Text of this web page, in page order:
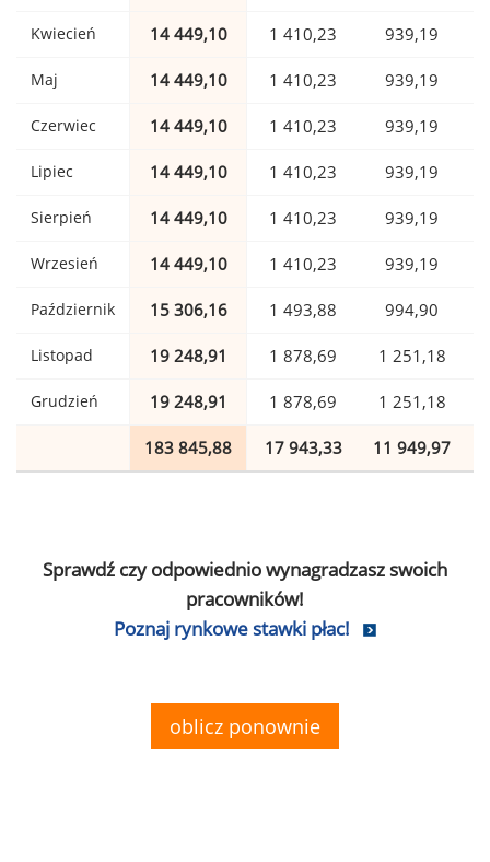
Kwiecień 14 449,10 1 410,23 939,19
Maj 14 449,10 1 410,23 939,19
Czerwiec 14 449,10 1 410,23 939,19
Lipiec 14 449,10 1 410,23 939,19
Sierpień 14 449,10 1 410,23 939,19
Wrzesień 14 449,10 1 410,23 939,19
Październik 15 306,16 1 493,88 994,90
Listopad 19 248,91 1 878,69 1 251,18
Grudzień 19 248,91 1 878,69 1 251,18
183 845,88 17 943,33 11 949,97
Sprawdź czy odpowiednio wynagradzasz swoich
pracowników!
Poznaj rynkowe stawki płac!
oblicz ponownie